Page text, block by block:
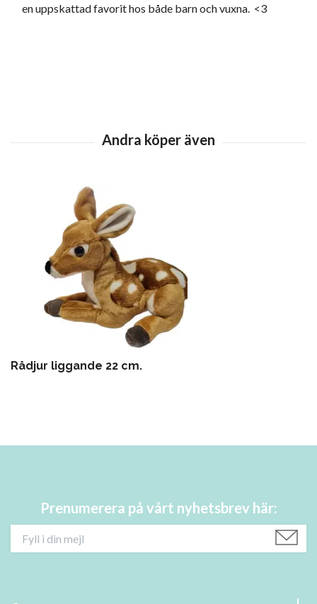
en uppskattad favorit hos både barn och vuxna. <3
Rådjur liggande 22 cm.
Prenumerera på vårt nyhetsbrev här: